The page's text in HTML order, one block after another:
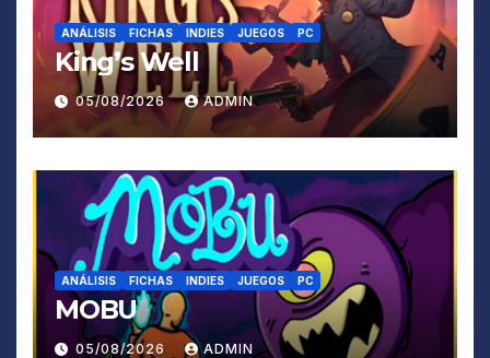
ANÁLISIS FICHAS INDIES JUEGOS PC
King’s Well
05/08/2026 ADMIN
ANÁLISIS FICHAS INDIES JUEGOS PC
MOBU
05/08/2026 ADMIN